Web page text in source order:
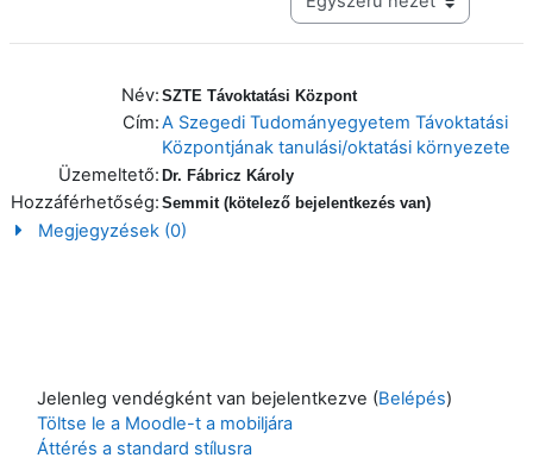
Harmadik szintű navigáció
Név: SZTE Távoktatási Központ
Cím:A Szegedi Tudományegyetem Távoktatási
Központjának tanulási/oktatási környezete
Üzemeltető: Dr. Fábricz Károly
Hozzáférhetőség: Semmit (kötelező bejelentkezés van)
Megjegyzések (0)
Jelenleg vendégként van bejelentkezve (Belépés)
Töltse le a Moodle-t a mobiljára
Áttérés a standard stílusra